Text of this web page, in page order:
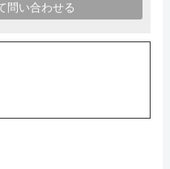
問い合わせる